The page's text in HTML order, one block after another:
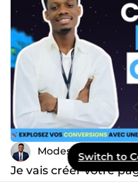
Modeste_Tunnels
Je vais créer votre
Switch to